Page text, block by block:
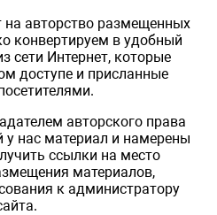
на авторство размещенных
конвертируем в удобный
сети Интернет, которые
доступе и присланные
авторского права
нас материал и намерены
ссылки на место
материалов,
к администратору